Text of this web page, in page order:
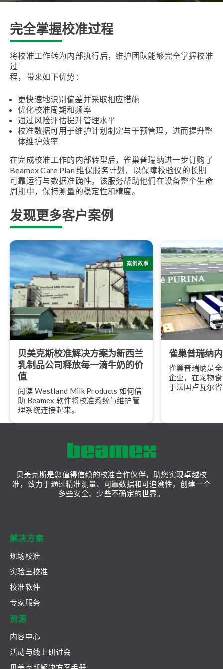
完全掌握校准过程
将校准工作转为内部执行后，维护团队能够完全掌握校准
过
程，带来如下优势：
更快速地识别偏差并采取相应措施
优化校准周期和频率
通过风险评估提升管理水平
校准数据可用于维护计划制定与干预管理，进而提升整
体维护效率
在完成校准工作的内部转型后，雀巢普瑞纳进一步订购了
Beamex Care Plan 维保服务计划，以保障校验仪的长期
可靠运行与数据准确性。该服务帮助他们在设备整个生命
周期中，保持测量的稳定性和精度。
发现更多客户案例
案例故事
贝美克斯校准解决方案为新西兰
乳制品公司释放每一滴牛奶的价
值
阅读 Westland Milk Products 如何借
助 Beamex 软件将校准系统与维护管
理系统连接起来。
雀巢普瑞纳
雀巢普瑞纳是
企业，在宠物
于法国卢瓦尔
贝美克斯是您值得信赖的校准合作伙伴，助您实现卓越校
准，致力于通过精准测量、可靠数据和可追溯性，创建一个
多些安全、少些不确定的世界。
解决方案
现场校准
实验室校准
校准软件
专家服务
资源
内容中心
活动与线上研讨会
贝美克斯解决方案手册